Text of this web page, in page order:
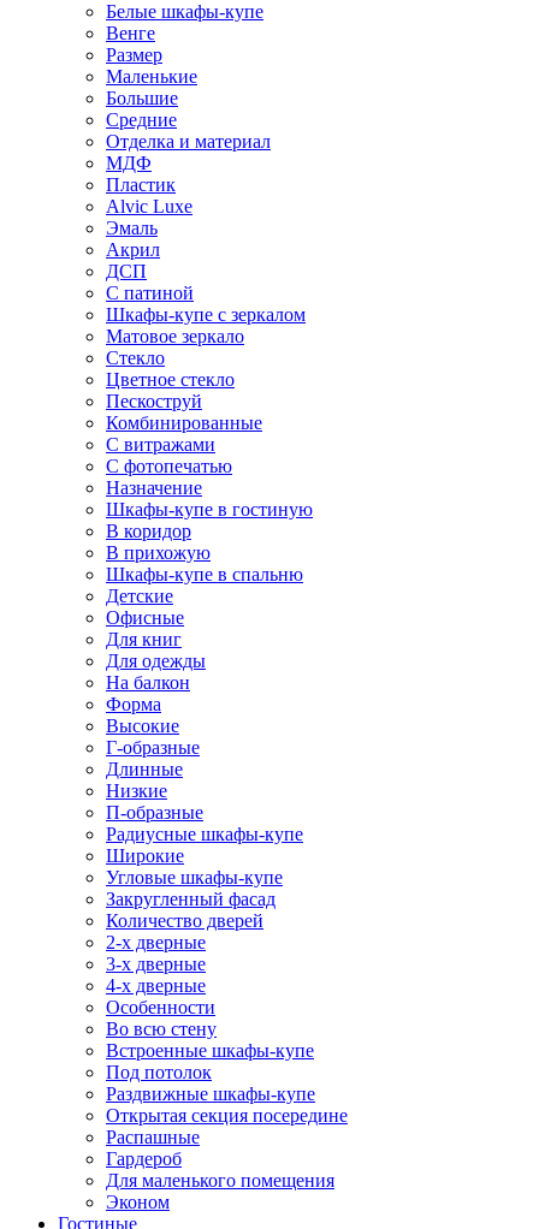
Белые шкафы-купе
Венге
Размер
Маленькие
Большие
Средние
Отделка и материал
МДФ
Пластик
Alvic Luxe
Эмаль
Акрил
ДСП
С патиной
Шкафы-купе с зеркалом
Матовое зеркало
Стекло
Цветное стекло
Пескоструй
Комбинированные
С витражами
С фотопечатью
Назначение
Шкафы-купе в гостиную
В коридор
В прихожую
Шкафы-купе в спальню
Детские
Офисные
Для книг
Для одежды
На балкон
Форма
Высокие
Г-образные
Длинные
Низкие
П-образные
Радиусные шкафы-купе
Широкие
Угловые шкафы-купе
Закругленный фасад
Количество дверей
2-х дверные
3-х дверные
4-х дверные
Особенности
Во всю стену
Встроенные шкафы-купе
Под потолок
Раздвижные шкафы-купе
Открытая секция посередине
Распашные
Гардероб
Для маленького помещения
Эконом
Гостиные